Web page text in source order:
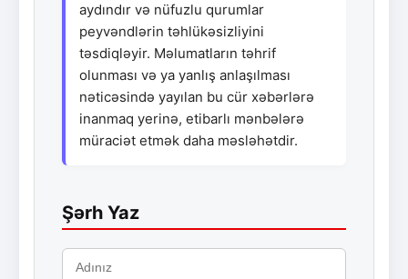
aydındır və nüfuzlu qurumlar
peyvəndlərin təhlükəsizliyini
təsdiqləyir. Məlumatların təhrif
olunması və ya yanlış anlaşılması
nəticəsində yayılan bu cür xəbərlərə
inanmaq yerinə, etibarlı mənbələrə
müraciət etmək daha məsləhətdir.
Şərh Yaz